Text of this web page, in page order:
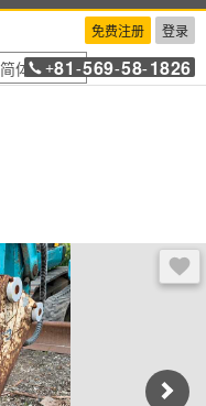
免费注册 登录
简体中文
+81 -569-58-1826
登